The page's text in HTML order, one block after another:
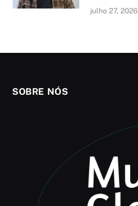
julho 27, 2026
SOBRE NÓS